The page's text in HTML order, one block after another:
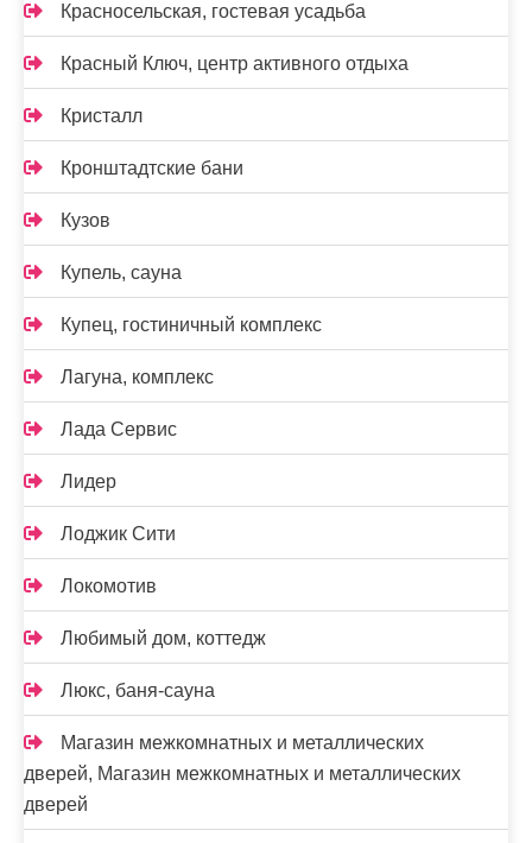
Красносельская, гостевая усадьба
Красный Ключ, центр активного отдыха
Кристалл
Кронштадтские бани
Кузов
Купель, сауна
Купец, гостиничный комплекс
Лагуна, комплекс
Лада Сервис
Лидер
Лоджик Сити
Локомотив
Любимый дом, коттедж
Люкс, баня-сауна
Магазин межкомнатных и металлических
дверей, Магазин межкомнатных и металлических
дверей